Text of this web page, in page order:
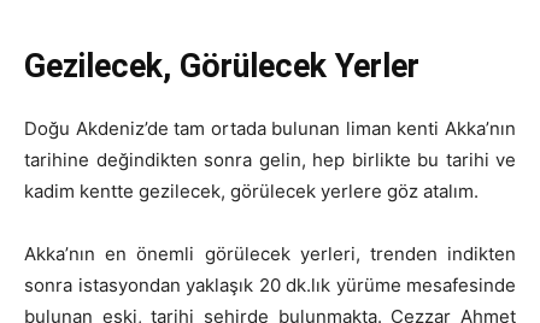
Gezilecek, Görülecek Yerler
Doğu Akdeniz’de tam ortada bulunan liman kenti Akka’nın
tarihine değindikten sonra gelin, hep birlikte bu tarihi ve
kadim kentte gezilecek, görülecek yerlere göz atalım.
Akka’nın en önemli görülecek yerleri, trenden indikten
sonra istasyondan yaklaşık 20 dk.lık yürüme mesafesinde
bulunan eski, tarihi şehirde bulunmakta. Cezzar Ahmet